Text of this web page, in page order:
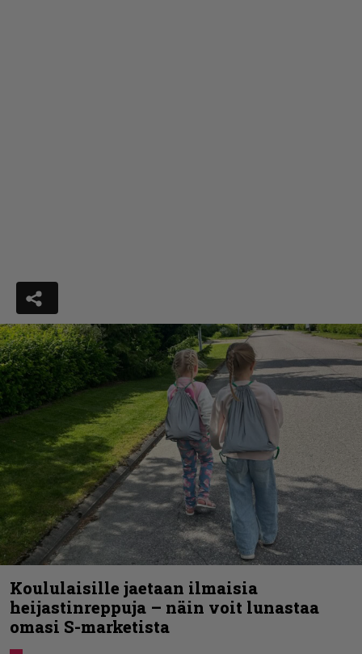
Koululaisille jaetaan ilmaisia
heijastinreppuja – näin voit lunastaa
omasi S-marketista